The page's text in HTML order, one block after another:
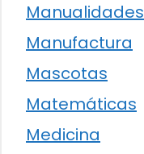
Manualidades
Manufactura
Mascotas
Matemáticas
Medicina